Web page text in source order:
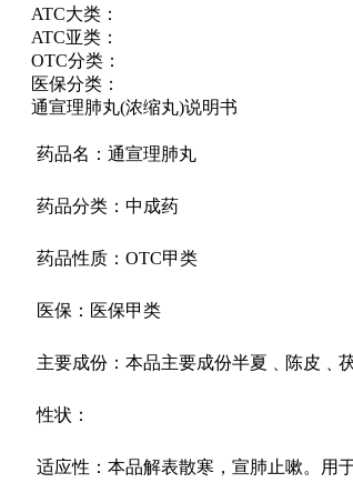
ATC大类：
ATC亚类：
OTC分类：
医保分类：
通宣理肺丸(浓缩丸)说明书
药品名：通宣理肺丸
药品分类：中成药
药品性质：OTC甲类
医保：医保甲类
主要成份：本品主要成份半夏﹑陈皮﹑
性状：
适应性：本品解表散寒，宣肺止嗽。用